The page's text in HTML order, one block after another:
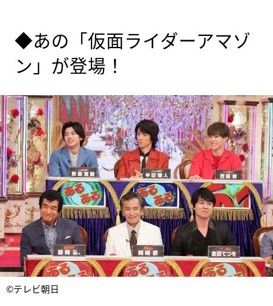
◆あの「仮面ライダーアマゾ
ン」が登場！
©テレビ朝日